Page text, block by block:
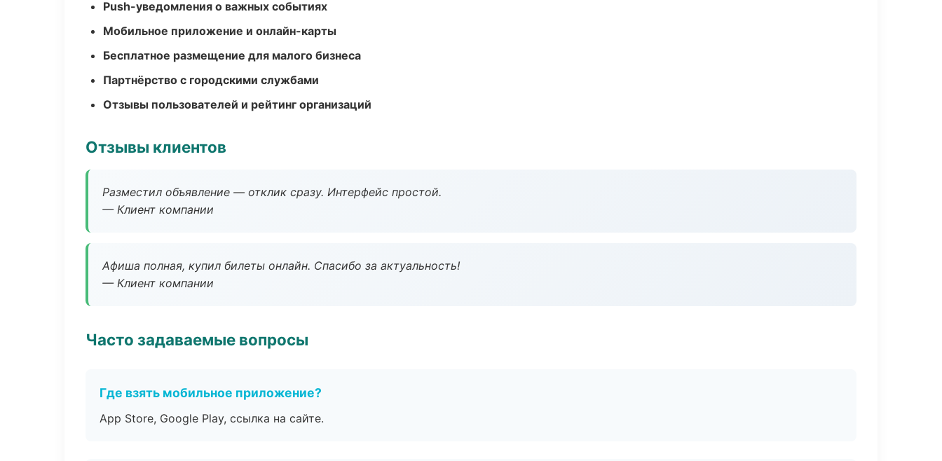
Push-уведомления о важных событиях
Мобильное приложение и онлайн-карты
Бесплатное размещение для малого бизнеса
Партнёрство с городскими службами
Отзывы пользователей и рейтинг организаций
Отзывы клиентов
Разместил объявление — отклик сразу. Интерфейс простой.
— Клиент компании
Афиша полная, купил билеты онлайн. Спасибо за актуальность!
— Клиент компании
Часто задаваемые вопросы
Где взять мобильное приложение?
App Store, Google Play, ссылка на сайте.